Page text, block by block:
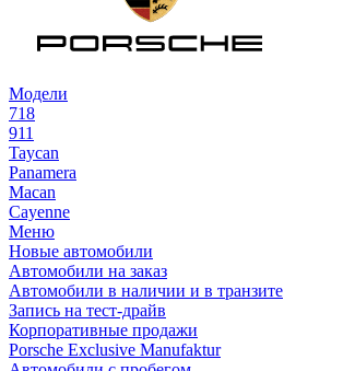
Модели
718
911
Taycan
Panamera
Macan
Cayenne
Меню
Новые автомобили
Автомобили на заказ
Автомобили в наличии и в транзите
Запись на тест-драйв
Корпоративные продажи
Porsche Exclusive Manufaktur